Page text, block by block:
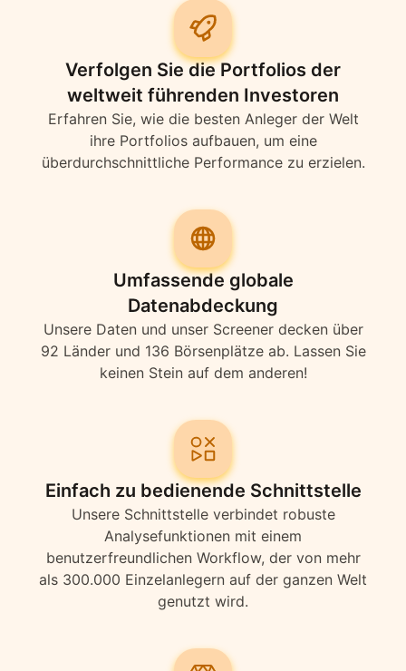
Verfolgen Sie die Portfolios der
weltweit führenden Investoren
Erfahren Sie, wie die besten Anleger der Welt
ihre Portfolios aufbauen, um eine
überdurchschnittliche Performance zu erzielen.
Umfassende globale
Datenabdeckung
Unsere Daten und unser Screener decken über
92 Länder und 136 Börsenplätze ab. Lassen Sie
keinen Stein auf dem anderen!
Einfach zu bedienende Schnittstelle
Unsere Schnittstelle verbindet robuste
Analysefunktionen mit einem
benutzerfreundlichen Workflow, der von mehr
als 300.000 Einzelanlegern auf der ganzen Welt
genutzt wird.